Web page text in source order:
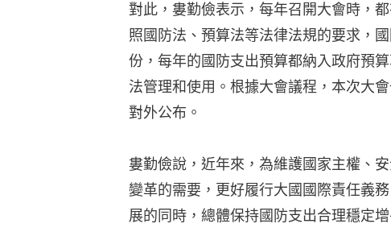
對此，婁勤儉表示，每年召開大會時，
照國防法、預算法等法律法規的要求，
份，每年的國防支出預算都納入政府預
法管理和使用。根據大會議程，本次大
對外公布。
婁勤儉說，近年來，為維護國家主權、
變革的需要，更好履行大國國際責任義
展的同時，總體保持國防支出合理穩定